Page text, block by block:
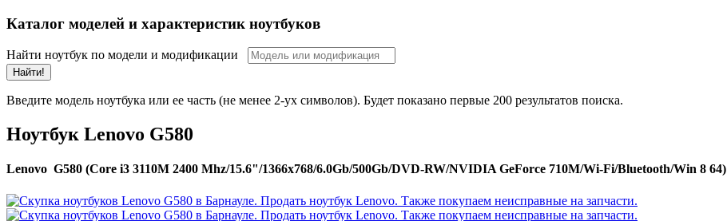
Каталог моделей и характеристик ноутбуков
Найти ноутбук по модели и модификации
Найти!
Введите модель ноутбука или ее часть (не менее 2-ух символов). Будет показано первые 200 результатов поиска.
Ноутбук Lenovo G580
Lenovo G580 (Core i3 3110M 2400 Mhz/15.6"/1366x768/6.0Gb/500Gb/DVD-RW/NVIDIA GeForce 710M/Wi-Fi/Bluetooth/Win 8 64)